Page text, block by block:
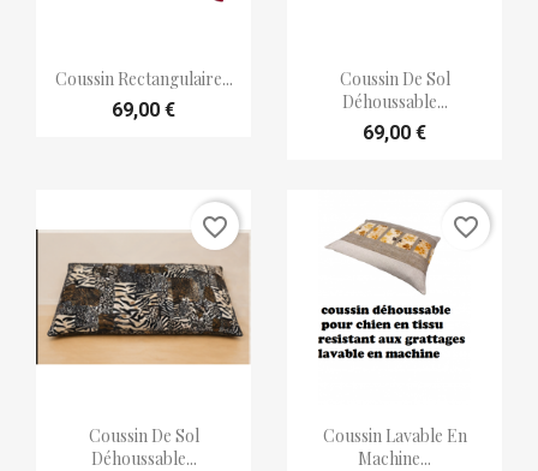
Aperçu rapide
Coussin Rectangulaire...
69,00 €
Aperçu rapide
Coussin De Sol
Déhoussable...
69,00 €
Aperçu rapide
Coussin De Sol
Déhoussable...
favorite_border
Aperçu rapide
Coussin Lavable En
Machine...
favorite_border